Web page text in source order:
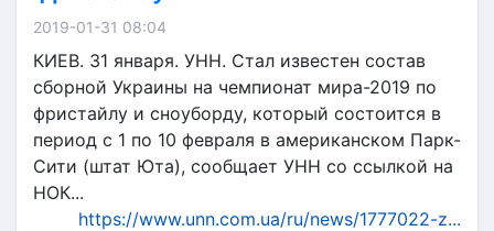
2019-01-31 08:04
КИЕВ. 31 января. УНН. Стал известен состав
сборной Украины на чемпионат мира-2019 по
фристайлу и сноуборду, который состоится в
период с 1 по 10 февраля в американском Парк-
Сити (штат Юта), сообщает УНН со ссылкой на
НОК...
https://www.unn.com.ua/ru/news/1777022-z...